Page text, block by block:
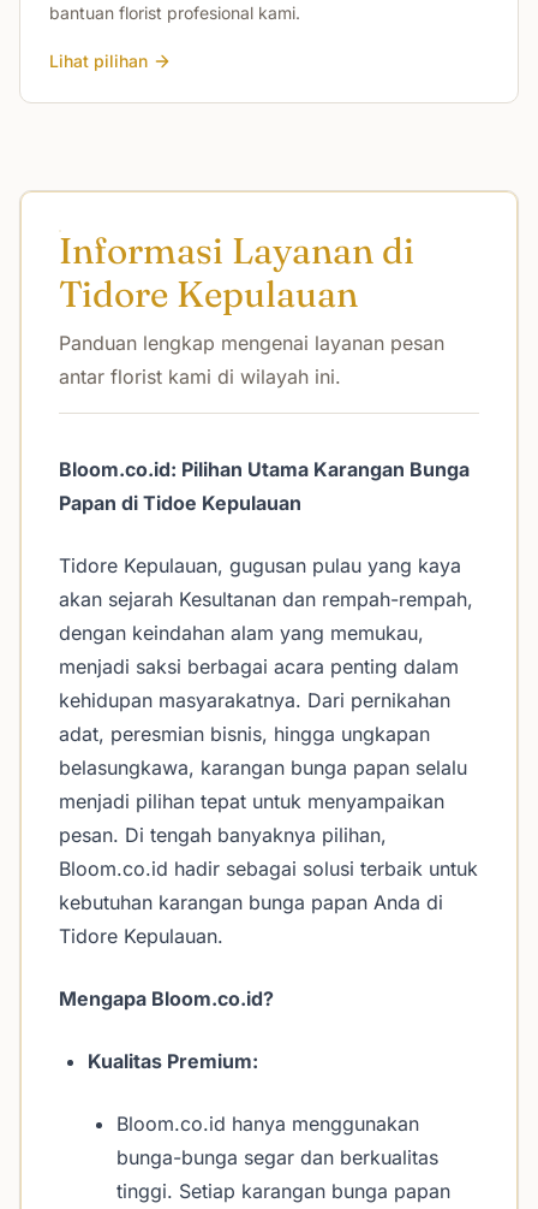
bantuan florist profesional kami.
Lihat pilihan
Informasi Layanan di
Tidore Kepulauan
Panduan lengkap mengenai layanan pesan
antar florist kami di wilayah ini.
Bloom.co.id: Pilihan Utama Karangan Bunga
Papan di Tidoe Kepulauan
Tidore Kepulauan, gugusan pulau yang kaya
akan sejarah Kesultanan dan rempah-rempah,
dengan keindahan alam yang memukau,
menjadi saksi berbagai acara penting dalam
kehidupan masyarakatnya. Dari pernikahan
adat, peresmian bisnis, hingga ungkapan
belasungkawa, karangan bunga papan selalu
menjadi pilihan tepat untuk menyampaikan
pesan. Di tengah banyaknya pilihan,
Bloom.co.id hadir sebagai solusi terbaik untuk
kebutuhan karangan bunga papan Anda di
Tidore Kepulauan.
Mengapa Bloom.co.id?
Kualitas Premium:
Bloom.co.id hanya menggunakan
bunga-bunga segar dan berkualitas
tinggi. Setiap karangan bunga papan